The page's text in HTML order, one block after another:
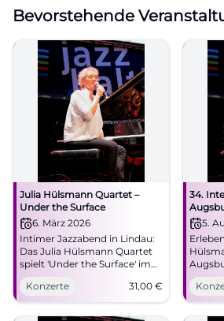
Bevorstehende
Julia Hülsmann Quartet –
Under the Surface
6. März 2026
Intimer Jazzabend in Lindau:
Das Julia Hülsmann Quartet
spielt 'Under the Surface' im
Stadttheater. 06.03.2026, 19:30
Uhr, Tickets ab 31 €. Feine
Akustik, große Nähe – jetzt
Plätze sichern. #JazzLindau
Konzerte 31,00 €
34.
5.
Open-
Garten